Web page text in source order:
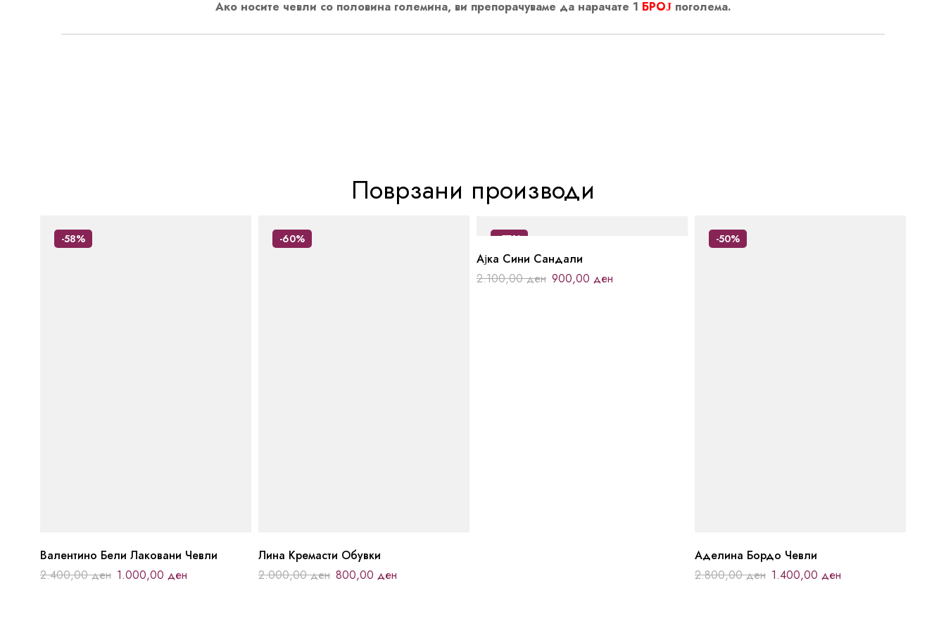
Ако носите чевли со половина големина, ви препорачуваме да нарачате 1 БРОЈпоголема.
Поврзани производи
-58%
Валентино Бели Лаковани Чевли
2.400,00ден 1.000,00 ден
-60%
Лина Кремасти Обувки
2.000,00ден 800,00 ден
-57%
Ајка Сини Сандали
2.100,00ден 900,00 ден
-50%
Аделина Бордо Чевли
2.800,00ден 1.400,00 ден